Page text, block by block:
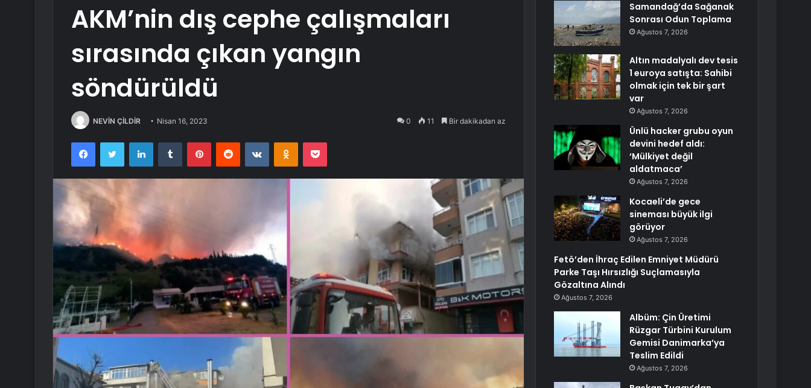
AKM’nin dış cephe çalışmaları
sırasında çıkan yangın
söndürüldü
NEVİN ÇİLDİR Nisan 16, 2023 0 11 Bir dakikadan az
FacebookTwitter LinkedInTumblr PinterestReddit VKontakteOdnoklassniki
Pocket
Samandağ’da Sağanak
Sonrası Odun Toplama
Ağustos 7, 2026
Altın madalyalı dev tesis
1 euroya satışta: Sahibi
olmak için tek bir şart
var
Ağustos 7, 2026
Ünlü hacker grubu oyun
devini hedef aldı:
‘Mülkiyet değil
aldatmaca’
Ağustos 7, 2026
Kocaeli’de gece
sineması büyük ilgi
görüyor
Ağustos 7, 2026
Fetö’den İhraç Edilen Emniyet Müdürü
Parke Taşı Hırsızlığı Suçlamasıyla
Gözaltına Alındı
Ağustos 7, 2026
Albüm: Çin Üretimi
Rüzgar Türbini Kurulum
Gemisi Danimarka’ya
Teslim Edildi
Ağustos 7, 2026